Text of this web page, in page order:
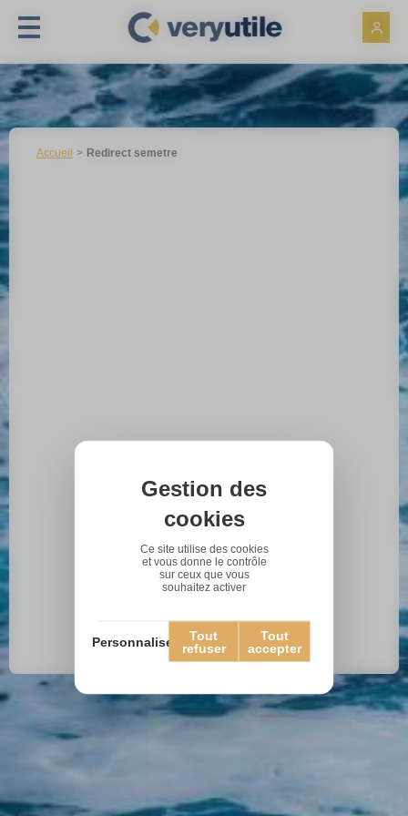
Accueil Redirect semetre
Gestion des
cookies
Ce site utilise des cookies
et vous donne le contrôle
sur ceux que vous
souhaitez activer
Tout
accepter
Tout
refuser
Personnaliser